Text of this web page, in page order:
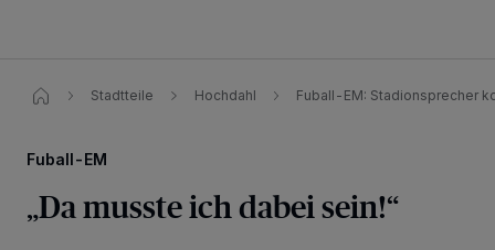
Stadtteile Hochdahl Fuball-EM​: Stadionsprecher
Fuball-EM
„Da musste ich dabei sein!“